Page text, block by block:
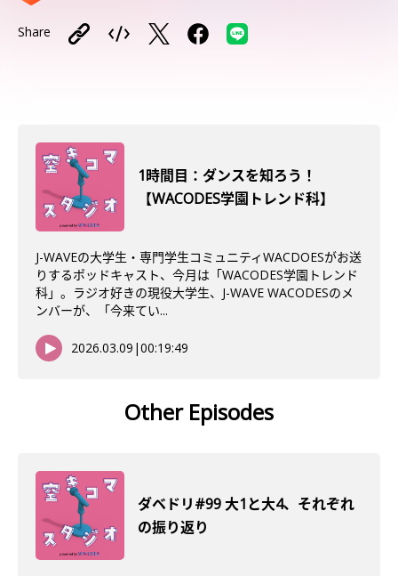
Share
1時間目：ダンスを知ろう！
【WACODES学園トレンド科】
J-WAVEの大学生・専門学生コミュニティWACDOESがお送
りするポッドキャスト、今月は「WACODES学園トレンド
科」。ラジオ好きの現役大学生、J-WAVE WACODESのメ
ンバーが、「今来てい...
2026.03.09 |00:19:49
Other Episodes
ダベドリ#99 大1と大4、それぞれ
の振り返り